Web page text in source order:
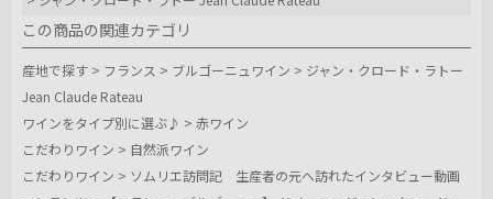
この商品の関連カテゴリ
産地で探す > フランス > ブルゴーニュワイン > ジャン・クロード・ラトー
Jean Claude Rateau
ワインをタイプ別に選ぶ♪ > 赤ワイン
こだわりワイン > 自然派ワイン
こだわりワイン > ソムリエ訪問記 生産者の元へ訪れたインタビュー動画